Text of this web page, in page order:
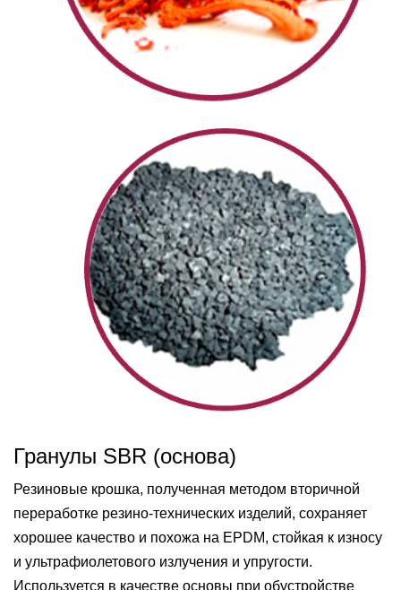
Гранулы SBR (основа)
Резиновые крошка, полученная методом вторичной
переработке резино-технических изделий, сохраняет
хорошее качество и похожа на EPDM, стойкая к износу
и ультрафиолетового излучения и упругости.
Используется в качестве основы при обустройстве